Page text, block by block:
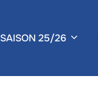
SAISON 25/26